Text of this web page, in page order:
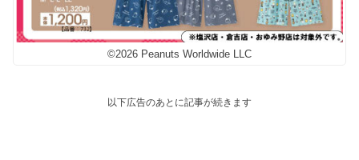
©2026 Peanuts Worldwide LLC
以下広告のあとに記事が続きます